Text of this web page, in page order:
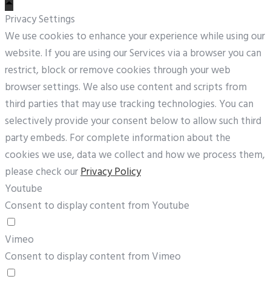
Privacy Settings
We use cookies to enhance your experience while using our
website. If you are using our Services via a browser you can
restrict, block or remove cookies through your web
browser settings. We also use content and scripts from
third parties that may use tracking technologies. You can
selectively provide your consent below to allow such third
party embeds. For complete information about the
cookies we use, data we collect and how we process them,
please check ourPrivacy Policy
Youtube
Consent to display content from Youtube
Vimeo
Consent to display content from Vimeo